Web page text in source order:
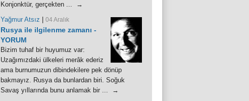
Konjonktür, gerçekten ... →
Yağmur Atsız
04 Aralık
Rusya ile ilgilenme zamanı -
YORUM
Bizim tuhaf bir huyumuz var:
Uzağımızdaki ülkeleri merâk ederiz
ama burnumuzun dibindekilere pek dönüp
bakmayız. Rusya da bunlardan biri. Soğuk
Savaş yıllarında bunu anlamak bir ... →